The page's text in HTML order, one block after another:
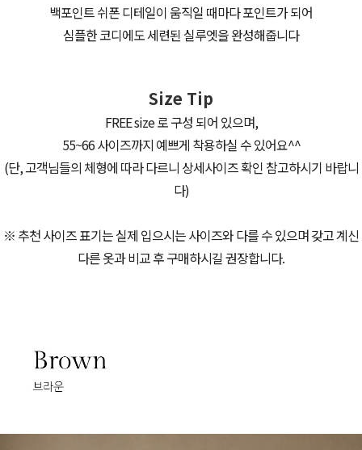
백포인트 쉬폰 디테일이 움직일 때마다 포인트가 되어
심플한 코디에도 세련된 실루엣을 완성해줍니다
Size Tip
FREE size 로 구성 되어 있으며,
55~66 사이즈까지 예쁘게 착용하실 수 있어요^^
(단, 고객님들의 체형에 따라 다르니 상세사이즈 확인 참고하시기 바랍니
다)
※ 추천 사이즈 표기는 실제 입으시는 사이즈와 다를 수 있으며 갖고 계신
다른 옷과 비교 후 구매하시길 권장합니다.